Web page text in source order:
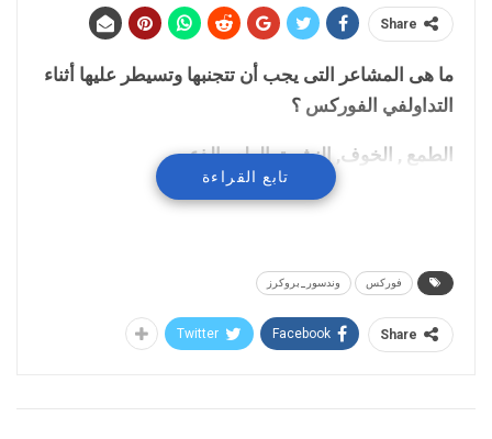
Share
ما هى المشاعر التى يجب أن تتجنبها وتسيطر عليها أثناء
التداولفي الفوركس ؟
الطمع , الخوف, النشوة, الهلع والذعر
تابع القراءة
فوركس وندسور_بروكرز
Share
Facebook
Twitter